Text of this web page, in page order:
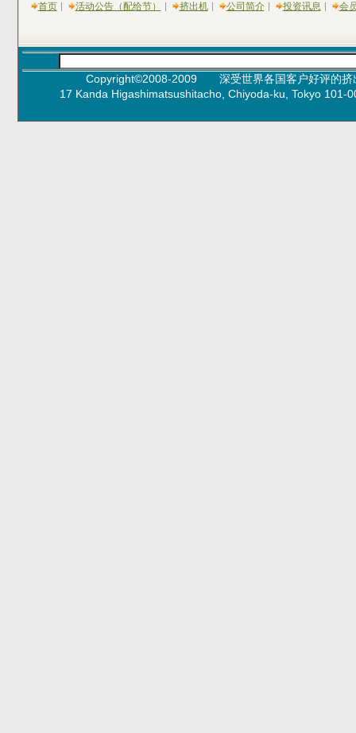
首页 活动公告（配给节） 挤出机 公司简介 投资讯息 会
Copyright©2008-2009 深受世界各国客户好评的挤
17 Kanda Higashimatsushitacho, Chiyoda-ku,